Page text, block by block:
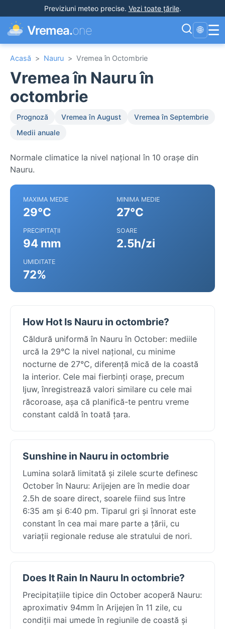
Previziuni meteo precise. Vezi toate țările.
Vremea.one 🌐 ☰
Acasă > Nauru > Vremea în Octombrie
Vremea în Nauru în
octombrie
Prognoză Vremea în August
Vremea în Septembrie
Medii anuale
Normale climatice la nivel național în 10 orașe din
Nauru.
MAXIMA MEDIE
29°C
MINIMA MEDIE
27°C
PRECIPITAȚII
94 mm
SOARE
2.5h/zi
UMIDITATE
72%
How Hot Is Nauru in octombrie?
Căldură uniformă în Nauru în October: mediile
urcă la 29°C la nivel național, cu minime
nocturne de 27°C, diferență mică de la coastă
la interior. Cele mai fierbinți orașe, precum
Ijuw, înregistrează valori similare cu cele mai
răcoroase, așa că planifică-te pentru vreme
constant caldă în toată țara.
Sunshine in Nauru in octombrie
Lumina solară limitată și zilele scurte definesc
October în Nauru: Arijejen are în medie doar
2.5h de soare direct, soarele fiind sus între
6:35 am și 6:40 pm. Tiparul gri și înnorat este
constant în cea mai mare parte a țării, cu
variații regionale reduse ale stratului de nori.
Does It Rain In Nauru In octombrie?
Precipitațiile tipice din October acoperă Nauru:
aproximativ 94mm în Arijejen în 11 zile, cu
condiții mai umede în regiunile de coastă și